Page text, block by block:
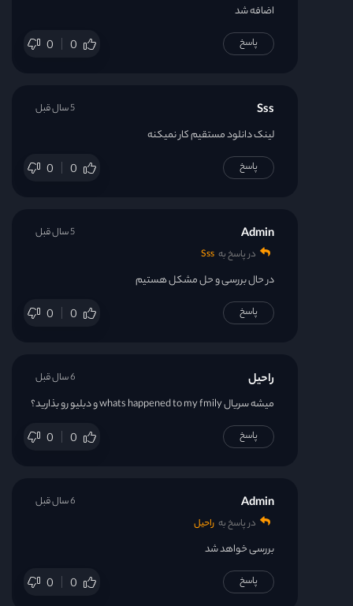
اضافه شد
0 0 پاسخ
Sss
لینک دانلود مستقیم کار نمیکنه
0 0
5 سال قبل
پاسخ
Admin
در پاسخ به Sss
در حال بررسی و حل مشکل هستیم
0 0
5 سال قبل
پاسخ
راحیل
میشه سریال whats happened to my fmily و دبلیو رو بذارید؟
0 0
6 سال قبل
پاسخ
Admin
در پاسخ به راحیل
بررسی خواهد شد
0 0
6 سال قبل
پاسخ